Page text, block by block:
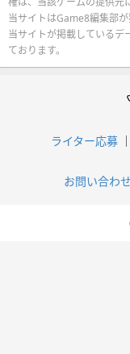
当サイトはGame8編集部
当サイトが掲載しているデ
ております。
ライター応募
お問い合わせ